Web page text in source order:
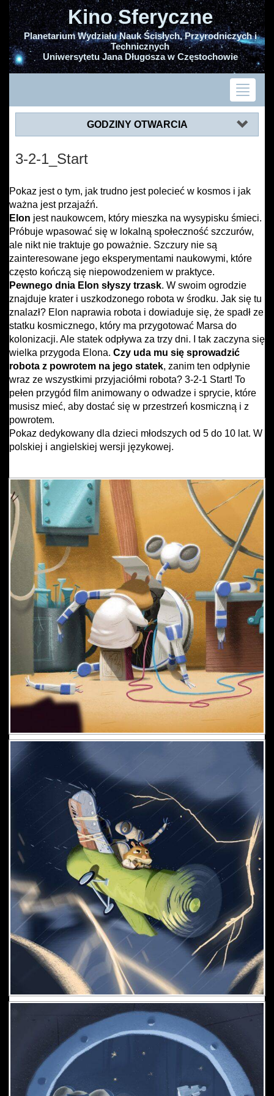
Kino Sferyczne
Planetarium Wydziału Nauk Ścisłych, Przyrodniczych i
Technicznych
Uniwersytetu Jana Długosza w Częstochowie
GODZINY OTWARCIA
3-2-1_Start
Pokaz jest o tym, jak trudno jest polecieć w kosmos i jak
ważna jest przajaźń.
Elon jest naukowcem, który mieszka na wysypisku śmieci.
Próbuje wpasować się w lokalną społeczność szczurów,
ale nikt nie traktuje go poważnie. Szczury nie są
zainteresowane jego eksperymentami naukowymi, które
często kończą się niepowodzeniem w praktyce.
Pewnego dnia Elon słyszy trzask. W swoim ogrodzie
znajduje krater i uszkodzonego robota w środku. Jak się tu
znalazł? Elon naprawia robota i dowiaduje się, że spadł ze
statku kosmicznego, który ma przygotować Marsa do
kolonizacji. Ale statek odpływa za trzy dni. I tak zaczyna się
wielka przygoda Elona. Czy uda mu się sprowadzić
robota z powrotem na jego statek, zanim ten odpłynie
wraz ze wszystkimi przyjaciółmi robota? 3-2-1 Start! To
pełen przygód film animowany o odwadze i sprycie, które
musisz mieć, aby dostać się w przestrzeń kosmiczną i z
powrotem.
Pokaz dedykowany dla dzieci młodszych od 5 do 10 lat. W
polskiej i angielskiej wersji językowej.